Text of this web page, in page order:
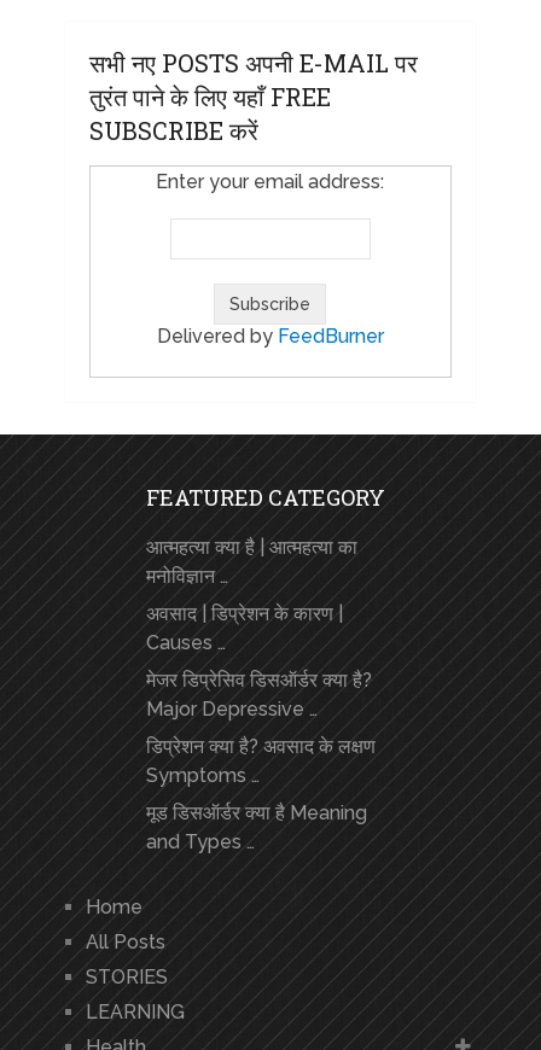
सभी नए POSTS अपनी E-MAIL पर
तुरंत पाने के लिए यहाँ FREE
SUBSCRIBE करें
Enter your email address:
Delivered by FeedBurner
FEATURED CATEGORY
आत्महत्या क्या है | आत्महत्या का
मनोविज्ञान …
अवसाद | डिप्रेशन के कारण |
Causes …
मेजर डिप्रेसिव डिसऑर्डर क्या है?
Major Depressive …
डिप्रेशन क्या है? अवसाद के लक्षण
Symptoms …
मूड डिसऑर्डर क्या है Meaning
and Types …
Home
All Posts
STORIES
LEARNING